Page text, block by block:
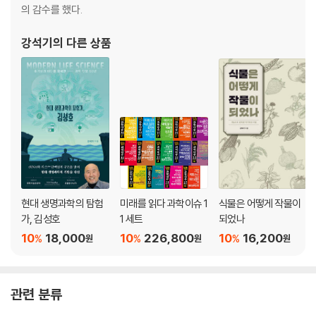
의 감수를 했다.
강석기의 다른 상품
현대 생명과학의 탐험
가, 김성호
18,000원
10%
미래를 읽다 과학이슈 1
1 세트
226,800원
10%
식물은 어떻게 작물이
되었나
16,200원
10%
관련 분류